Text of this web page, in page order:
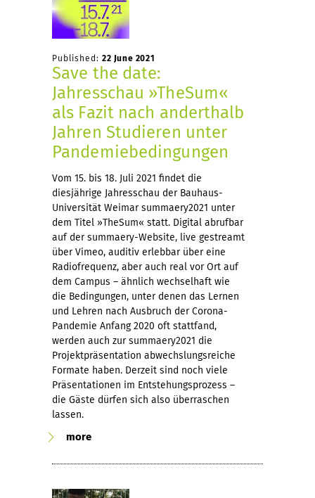
Published: 22 June 2021
Save the date:
Jahresschau »TheSum«
als Fazit nach anderthalb
Jahren Studieren unter
Pandemiebedingungen
Vom 15. bis 18. Juli 2021 findet die
diesjährige Jahresschau der Bauhaus-
Universität Weimar summaery2021 unter
dem Titel »TheSum« statt. Digital abrufbar
auf der summaery-Website, live gestreamt
über Vimeo, auditiv erlebbar über eine
Radiofrequenz, aber auch real vor Ort auf
dem Campus – ähnlich wechselhaft wie
die Bedingungen, unter denen das Lernen
und Lehren nach Ausbruch der Corona-
Pandemie Anfang 2020 oft stattfand,
werden auch zur summaery2021 die
Projektpräsentation abwechslungsreiche
Formate haben. Derzeit sind noch viele
Präsentationen im Entstehungsprozess –
die Gäste dürfen sich also überraschen
lassen.
more